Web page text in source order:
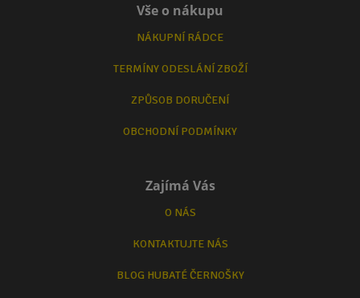
Vše o nákupu
NÁKUPNÍ RÁDCE
TERMÍNY ODESLÁNÍ ZBOŽÍ
ZPŮSOB DORUČENÍ
OBCHODNÍ PODMÍNKY
Zajímá Vás
O NÁS
KONTAKTUJTE NÁS
BLOG HUBATÉ ČERNOŠKY